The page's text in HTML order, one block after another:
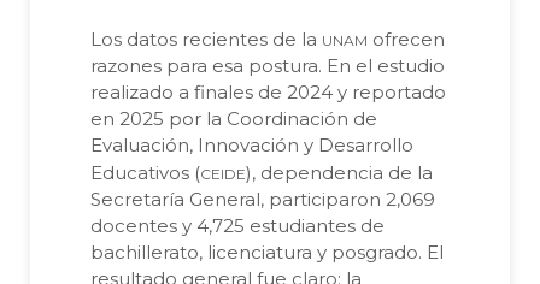
Los datos recientes de la unam ofrecen
razones para esa postura. En el estudio
realizado a finales de 2024 y reportado
en 2025 por la Coordinación de
Evaluación, Innovación y Desarrollo
Educativos (ceide), dependencia de la
Secretaría General, participaron 2,069
docentes y 4,725 estudiantes de
bachillerato, licenciatura y posgrado. El
resultado general fue claro: la